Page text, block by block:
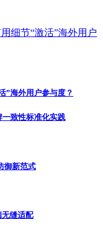
”海外用户参与度？
致性标准化实践
御新范式
缝适配